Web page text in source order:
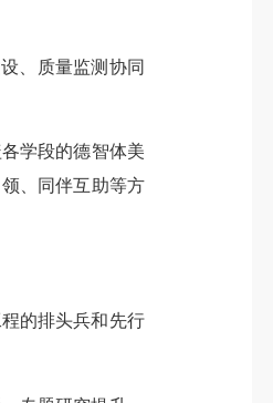
、质量监测协同
学段的德智体美
、同伴互助等方
的排头兵和先行